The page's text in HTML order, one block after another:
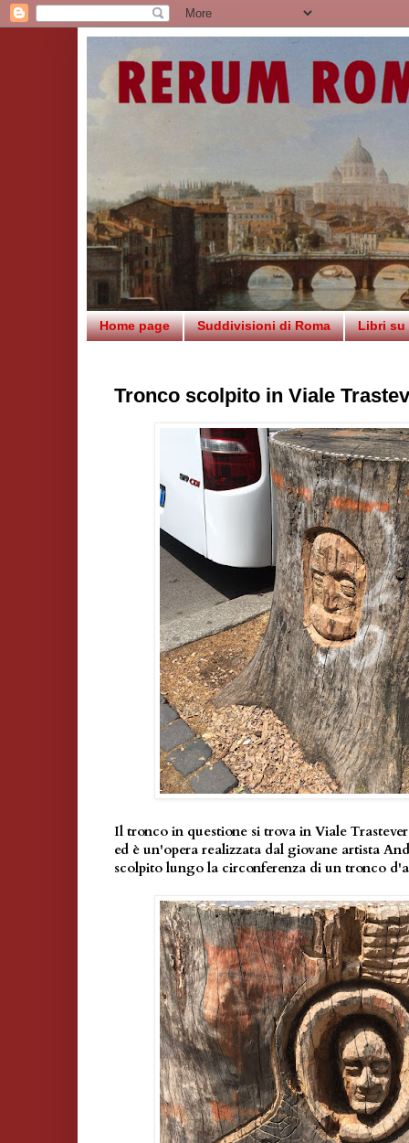
Home page Suddivisioni di Roma Libri su
Tronco scolpito in Viale
Il tronco in questione si trova in Viale
ed è un'opera realizzata dal giovane artista
scolpito lungo la circonferenza di un tronco